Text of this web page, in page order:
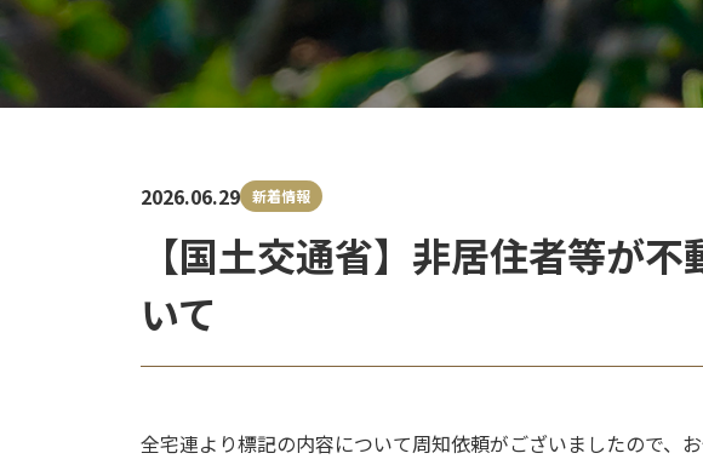
【国土交通省】非居住者等が
いて
2026.06.29 新着情報
全宅連より標記の内容について周知依頼がございましたので、お